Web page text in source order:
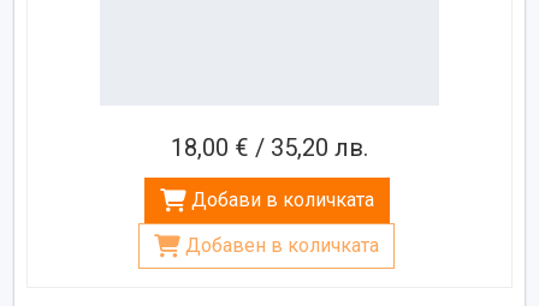
18,00 € / 35,20 лв.
Добави в количката
Добавен в количката